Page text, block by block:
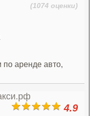
(1074 оценки)
по аренде авто,
4.9